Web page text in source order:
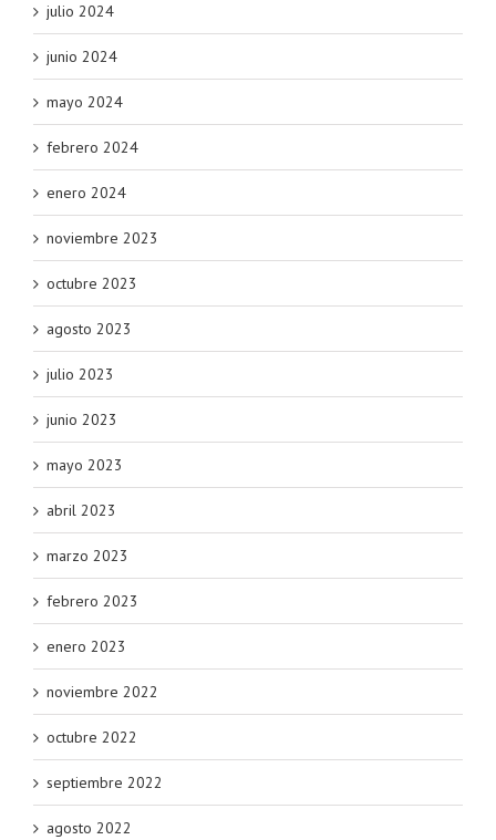
julio 2024
junio 2024
mayo 2024
febrero 2024
enero 2024
noviembre 2023
octubre 2023
agosto 2023
julio 2023
junio 2023
mayo 2023
abril 2023
marzo 2023
febrero 2023
enero 2023
noviembre 2022
octubre 2022
septiembre 2022
agosto 2022